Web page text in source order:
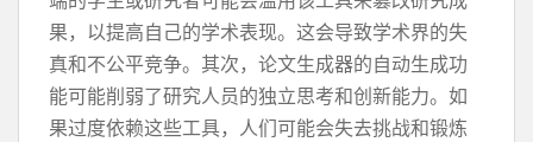
果，以提高自己的学术表现。这会导致学术界的失
真和不公平竞争。其次，论文生成器的自动生成功
能可能削弱了研究人员的独立思考和创新能力。如
果过度依赖这些工具，人们可能会失去挑战和锻炼